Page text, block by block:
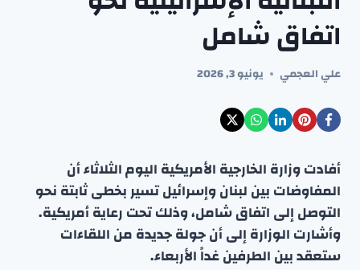
اتفاق شامل
علي العجمي يونيو 3, 2026
أفادت وزارة الخارجية الأمريكية اليوم الثلاثاء أن
المفاوضات بين لبنان وإسرائيل تسير بخطى ثابتة نحو
التوصل إلى اتفاق شامل، وذلك تحت رعاية أمريكية.
وأشارت الوزارة إلى أن جولة جديدة من اللقاءات
ستعقد بين الطرفين غداً الأربعاء.